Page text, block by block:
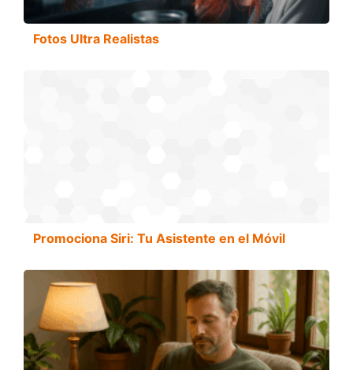
Fotos Ultra Realistas
Promociona Siri: Tu Asistente en el Móvil